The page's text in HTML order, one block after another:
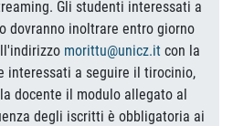
Gli studenti interessati a
dovranno inoltrare entro giorno
morittu@unicz.it con la
interessati a seguire il tirocinio,
docente il modulo allegato al
degli iscritti è obbligatoria ai